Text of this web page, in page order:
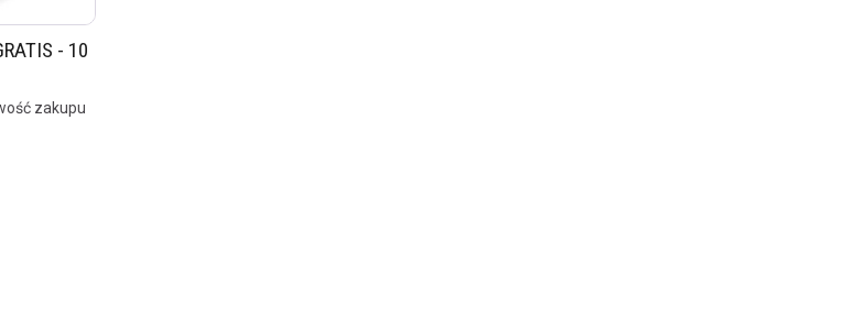
- 10
zakupu